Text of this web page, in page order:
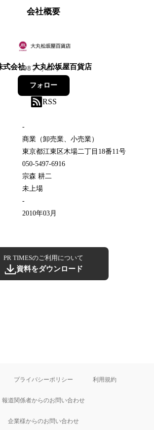
会社概要
式会社 大丸松坂屋百貨店
198フォロワー
フォロー
RSS
-
商業（卸売業、小売業）
東京都江東区木場二丁目18番11号
050-5497-6916
宗森 耕二
未上場
-
2010年03月
PR TIMESのご利用について
資料をダウンロード
プライバシーポリシー 利用規約
報道関係者からのお問い合わせ
企業様からのお問い合わせ